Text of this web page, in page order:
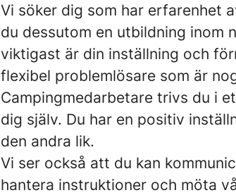
Vi söker dig som har erfarenhet
du dessutom en utbildning inom
viktigast är din inställning och
flexibel problemlösare som är
Campingmedarbetare trivs du i
dig själv. Du har en positiv
den andra lik.
Vi ser också att du kan
hantera instruktioner och möta